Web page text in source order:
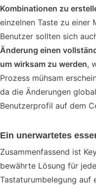
Kombinationen zu
einzelnen Taste zu einer
Benutzer sollten sich
Änderung einen
um wirksam zu werden,
Prozess mühsam
da die Änderungen
Benutzerprofil auf dem
Ein unerwartetes
Zusammenfassend ist
bewährte Lösung für
Tastaturumbelegung auf